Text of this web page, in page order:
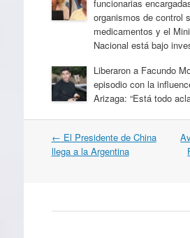
funcionarias
organismos de control
medicamentos y el
Nacional está bajo
Liberaron a Facundo
episodio con la
Arizaga: “Está todo
Navegación
por
← El Presidente de China
llega a la Argentina